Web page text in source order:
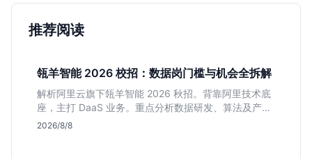
推荐阅读
瓴羊智能 2026 校招：数据岗门槛与机会全拆解
解析阿里云旗下瓴羊智能 2026 秋招。背靠阿里技术底
座，主打 DaaS 业务。重点分析数据研发、算法及产品
岗的硬性要求，评估 B 端数据路线的成长曲线与抗压挑
2026/8/8